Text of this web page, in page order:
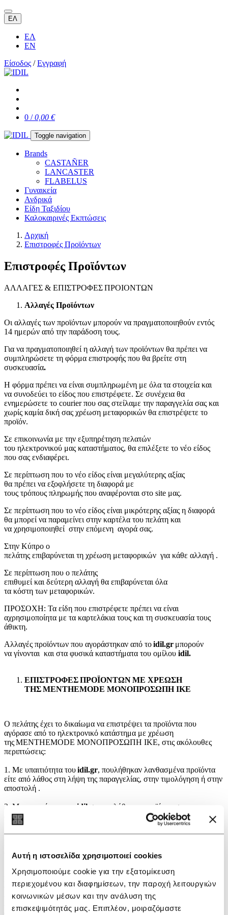
Αυτή η ιστοσελίδα χρησιμοποιεί cookies
Χρησιμοποιούμε cookie για την εξατομίκευση
περιεχομένου και διαφημίσεων, την παροχή λειτουργιών
κοινωνικών μέσων και την ανάλυση της
επισκεψιμότητάς μας. Επιπλέον, μοιραζόμαστε
ΕΛ
ΕΛ
EN
Είσοδος /Εγγραφή
0 /0,00 €
Toggle navigation
Brands
CASTAÑER
LANCASTER
FLABELUS
Γυναικεία
Ανδρικά
Είδη Ταξιδίου
Καλοκαιρινές Εκπτώσεις
Αρχική
Επιστροφές Προϊόντων
Επιστροφές Προϊόντων
ΑΛΛΑΓΕΣ & ΕΠΙΣΤΡΟΦΕΣΠΡΟΙΟΝΤΩΝ
Αλλαγές Προϊόντων
Οι αλλαγές των προϊόντων μπορούν να πραγματοποιηθούν εντός
14 ημερών από την παράδοση τους.
Για να πραγματοποιηθεί η αλλαγή των προϊόντων θα πρέπει να
συμπληρώσετε τη φόρμα επιστροφής που θα βρείτε στη
συσκευασία.
Η φόρμα πρέπει να είναι συμπληρωμένη με όλα τα στοιχεία και
να συνοδεύει το είδος που επιστρέφετε. Σε συνέχεια θα
ενημερώσετε το courier που σας στείλαμε την παραγγελία σας και
χωρίς καμία δική σας χρέωση μεταφορικών θα επιστρέψετε το
προϊόν.
Σε επικοινωνία με την εξυπηρέτηση πελατών
του ηλεκτρονικού μας καταστήματος, θα επιλέξετε το νέο είδος
που σας ενδιαφέρει.
Σε περίπτωση που το νέο είδος είναι μεγαλύτερης αξίας
θα πρέπει να εξοφλήσετε τη διαφορά με
τους τρόπους πληρωμής που αναφέρονται στο site μας.
Σε περίπτωση που το νέο είδος είναι μικρότερης αξίας η διαφορά
θα μπορεί να παραμείνει στην καρτέλα του πελάτη και
να χρησιμοποιηθεί στην επόμενη αγορά σας.
Στην Κύπρο ο
πελάτης επιβαρύνεται τη χρέωση μεταφορικών για κάθε αλλαγή .
Σε περίπτωση που ο πελάτης
επιθυμεί και δεύτερη αλλαγή θα επιβαρύνεται όλα
τα κόστη των μεταφορικών.
ΠΡΟΣΟΧΗ: Τα είδη που επιστρέφετε πρέπει να είναι
αχρησιμοποίητα με τα καρτελάκια τους και τη συσκευασία τους
άθικτη.
Αλλαγές προϊόντων που αγοράστηκαν από τοidil.gr μπορούν
να γίνονται και στα φυσικά καταστήματα του ομίλου idil.
ΕΠΙΣΤΡΟΦΕΣΠΡΟΪΟΝΤΩΝΜΕ ΧΡΕΩΣΗ
ΤΗΣ MENTHEMODE ΜΟΝΟΠΡΟΣΩΠΗ ΙΚΕ
Ο πελάτης έχει το δικαίωμα να επιστρέψει τα προϊόντα που
αγόρασε από το ηλεκτρονικό κατάστημα με χρέωση
της MENTHEMODE ΜΟΝΟΠΡΟΣΩΠΗ ΙΚΕ, στις ακόλουθες
περιπτώσεις:
1. Με υπαιτιότητα τουidil.gr, πουλήθηκαν λανθασμένα προϊόντα
είτε από λάθος στη λήψη της παραγγελίας, στην τιμολόγηση ή στην
αποστολή .
2. Με υπαιτιότητα idil.gr
, πουλήθηκαν προϊόντα σε
ελαττωματική κατάσταση, που είτε καταστράφηκαν κατά τη
μεταφορά είτε υπήρχε αρχική φθορά στο προϊόν.
άρνηση παραλαβής, είτε να ζητήσει την επιστροφή του.
Για την επιστροφή των προϊόντων θα πρέπει ο πελάτης
συμπληρώσει τη φόρμα της επιστροφήςμε όλα τα στοιχείακαι
να αναφέρει τους λόγους επιστροφής,και
νασυνοδεύειτοπροϊόν.